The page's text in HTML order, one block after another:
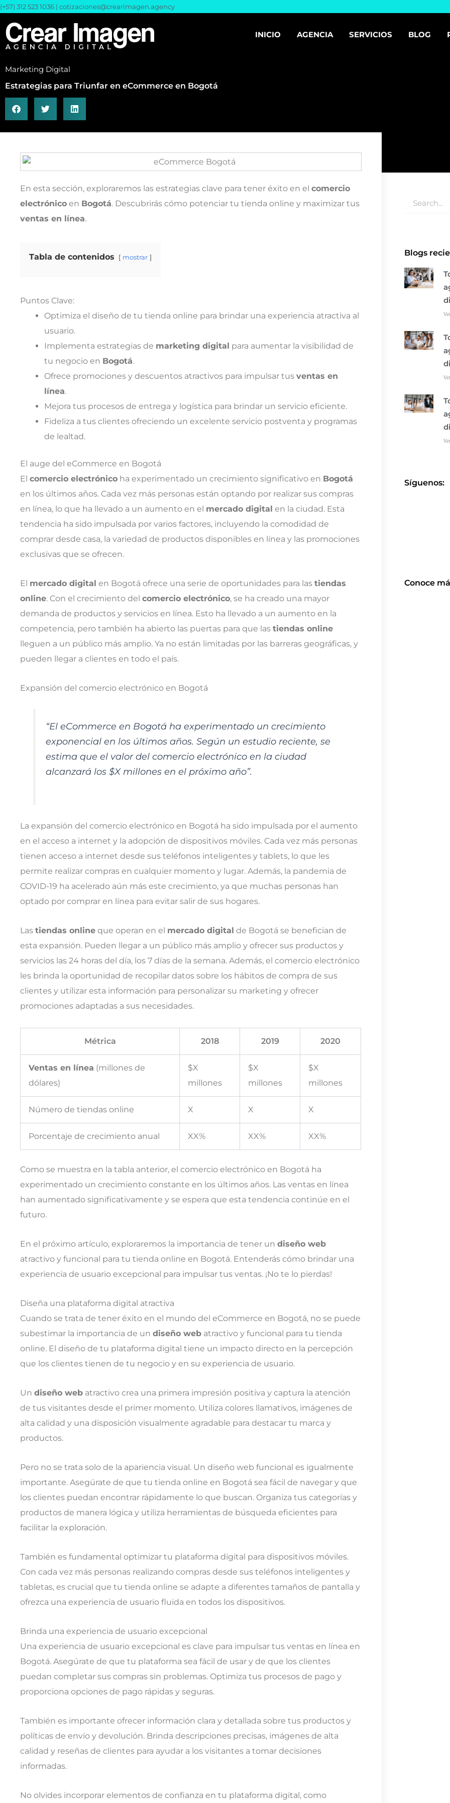
Ir
contenido
(+57) 312 523 1036 | cotizaciones@crearimagen.agency
INICIO AGENCIA SERVICIOS BLOG
Marketing Digital
Estrategias para Triunfar en eCommerce en Bogotá
En esta sección, exploraremos las estrategias clave para tener éxito en el comercio
electrónico en Bogotá. Descubrirás cómo potenciar tu tienda online y maximizar tus
ventas en línea.
Tabla de contenidos mostrar
Puntos Clave:
Optimiza el diseño de tu tienda online para brindar una experiencia atractiva al
usuario.
Implementa estrategias de marketing digital para aumentar la visibilidad de
tu negocio en Bogotá.
Ofrece promociones y descuentos atractivos para impulsar tus ventas en
línea.
Mejora tus procesos de entrega y logística para brindar un servicio eficiente.
Fideliza a tus clientes ofreciendo un excelente servicio postventa y programas
de lealtad.
El auge del eCommerce en Bogotá
El comercio electrónico ha experimentado un crecimiento significativo en Bogotá
en los últimos años. Cada vez más personas están optando por realizar sus compras
en línea, lo que ha llevado a un aumento en el mercado digital en la ciudad. Esta
tendencia ha sido impulsada por varios factores, incluyendo la comodidad de
comprar desde casa, la variedad de productos disponibles en línea y las promociones
exclusivas que se ofrecen.
El mercado digital en Bogotá ofrece una serie de oportunidades para las tiendas
online. Con el crecimiento del comercio electrónico, se ha creado una mayor
demanda de productos y servicios en línea. Esto ha llevado a un aumento en la
competencia, pero también ha abierto las puertas para que las tiendas online
lleguen a un público más amplio. Ya no están limitadas por las barreras geográficas, y
pueden llegar a clientes en todo el país.
Expansión del comercio electrónico en Bogotá
“El eCommerce en Bogotá ha experimentado un crecimiento
exponencial en los últimos años. Según un estudio reciente, se
estima que el valor del comercio electrónico en la ciudad
alcanzará los $X millones en el próximo año”.
La expansión del comercio electrónico en Bogotá ha sido impulsada por el aumento
en el acceso a internet y la adopción de dispositivos móviles. Cada vez más personas
tienen acceso a internet desde sus teléfonos inteligentes y tablets, lo que les
permite realizar compras en cualquier momento y lugar. Además, la pandemia de
COVID-19 ha acelerado aún más este crecimiento, ya que muchas personas han
optado por comprar en línea para evitar salir de sus hogares.
Las tiendas online que operan en el mercado digital de Bogotá se benefician de
esta expansión. Pueden llegar a un público más amplio y ofrecer sus productos y
servicios las 24 horas del día, los 7 días de la semana. Además, el comercio electrónico
les brinda la oportunidad de recopilar datos sobre los hábitos de compra de sus
clientes y utilizar esta información para personalizar su marketing y ofrecer
promociones adaptadas a sus necesidades.
Métrica 2018 2019 2020
Ventas en línea (millones de
dólares)
$X
millones
$X
millones
$X
millones
Número de tiendas online X X X
Porcentaje de crecimiento anual XX% XX% XX%
Como se muestra en la tabla anterior, el comercio electrónico en Bogotá ha
experimentado un crecimiento constante en los últimos años. Las ventas en línea
han aumentado significativamente y se espera que esta tendencia continúe en el
futuro.
En el próximo artículo, exploraremos la importancia de tener un diseño web
atractivo y funcional para tu tienda online en Bogotá. Entenderás cómo brindar una
experiencia de usuario excepcional para impulsar tus ventas. ¡No te lo pierdas!
Diseña una plataforma digital atractiva
Cuando se trata de tener éxito en el mundo del eCommerce en Bogotá, no se puede
subestimar la importancia de un diseño web atractivo y funcional para tu tienda
online. El diseño de tu plataforma digital tiene un impacto directo en la percepción
que los clientes tienen de tu negocio y en su experiencia de usuario.
Un diseño web atractivo crea una primera impresión positiva y captura la atención
de tus visitantes desde el primer momento. Utiliza colores llamativos, imágenes de
alta calidad y una disposición visualmente agradable para destacar tu marca y
productos.
Pero no se trata solo de la apariencia visual. Un diseño web funcional es igualmente
importante. Asegúrate de que tu tienda online en Bogotá sea fácil de navegar y que
los clientes puedan encontrar rápidamente lo que buscan. Organiza tus categorías y
productos de manera lógica y utiliza herramientas de búsqueda eficientes para
facilitar la exploración.
También es fundamental optimizar tu plataforma digital para dispositivos móviles.
Con cada vez más personas realizando compras desde sus teléfonos inteligentes y
tabletas, es crucial que tu tienda online se adapte a diferentes tamaños de pantalla y
ofrezca una experiencia de usuario fluida en todos los dispositivos.
Brinda una experiencia de usuario excepcional
Una experiencia de usuario excepcional es clave para impulsar tus ventas en línea en
Bogotá. Asegúrate de que tu plataforma sea fácil de usar y de que los clientes
puedan completar sus compras sin problemas. Optimiza tus procesos de pago y
proporciona opciones de pago rápidas y seguras.
También es importante ofrecer información clara y detallada sobre tus productos y
políticas de envío y devolución. Brinda descripciones precisas, imágenes de alta
calidad y reseñas de clientes para ayudar a los visitantes a tomar decisiones
informadas.
No olvides incorporar elementos de confianza en tu plataforma digital, como
Blogs
Síguenos:
Conoce